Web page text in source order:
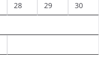
28 29 30